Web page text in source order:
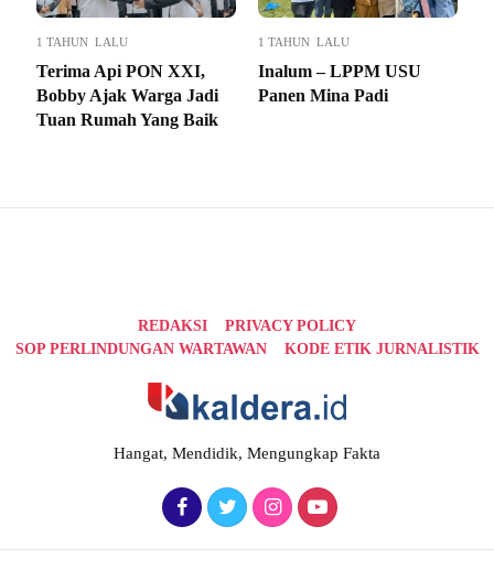
1 TAHUN LALU
Terima Api PON XXI,
Bobby Ajak Warga Jadi
Tuan Rumah Yang Baik
1 TAHUN LALU
Inalum – LPPM USU
Panen Mina Padi
REDAKSI
PRIVACY POLICY
SOP PERLINDUNGAN WARTAWAN
KODE ETIK JURNALISTIK
Hangat, Mendidik, Mengungkap Fakta